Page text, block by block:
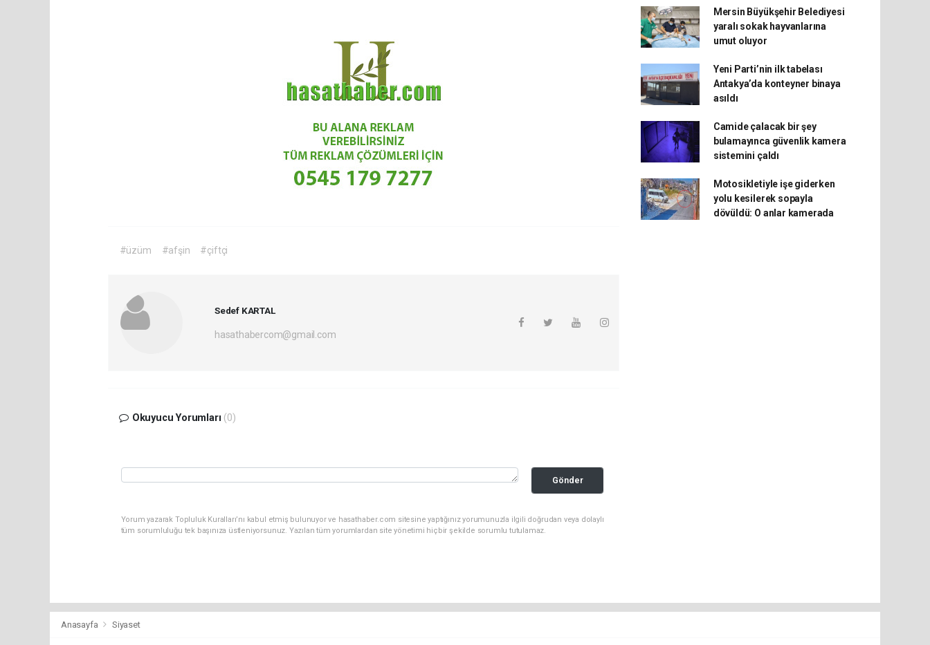
#üzüm #afşin #çiftçi
Sedef KARTAL
hasathabercom@gmail.com
Okuyucu Yorumları (0)
Gönder
Yorum yazarak Topluluk Kuralları’nı kabul etmiş bulunuyor ve hasathaber.com sitesine yaptığınız yorumunuzla ilgili doğrudan veya dolaylı
tüm sorumluluğu tek başınıza üstleniyorsunuz. Yazılan tüm yorumlardan site yönetimi hiçbir şekilde sorumlu tutulamaz.
Mersin Büyükşehir Belediyesi
yaralı sokak hayvanlarına
umut oluyor
Yeni Parti’nin ilk tabelası
Antakya’da konteyner binaya
asıldı
Camide çalacak bir şey
bulamayınca güvenlik kamera
sistemini çaldı
Motosikletiyle işe giderken
yolu kesilerek sopayla
dövüldü: O anlar kamerada
Anasayfa Siyaset